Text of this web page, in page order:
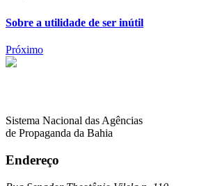
Sobre a utilidade de ser inútil
Próximo
Sistema Nacional das Agências
de Propaganda da Bahia
Endereço